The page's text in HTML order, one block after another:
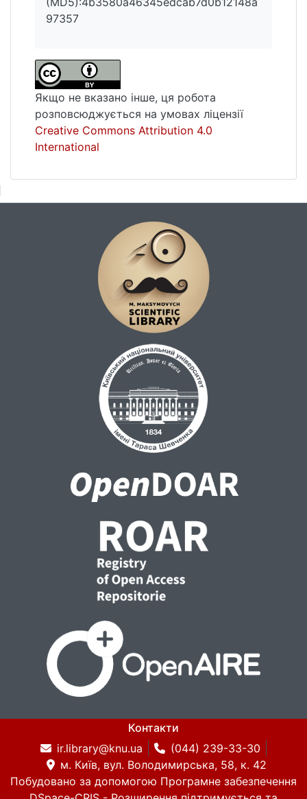
97357
Якщо не вказано інше, ця робота
розповсюджується на умовах ліцензії
Creative Commons Attribution 4.0
International
Контакти
ir.library@knu.ua
(044) 239-33-30
м. Київ, вул. Володимирська, 58, к. 42
Побудовано за допомогою Програмне забезпечення